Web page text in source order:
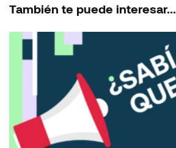
También te puede interesar...